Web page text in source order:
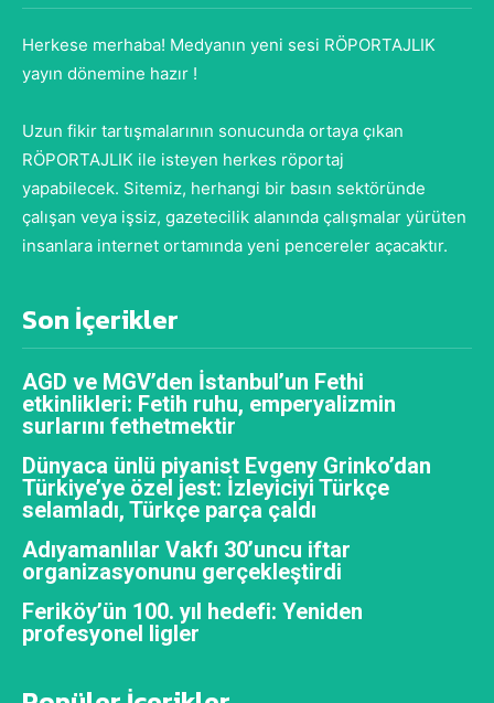
Herkese merhaba! Medyanın yeni sesi RÖPORTAJLIK
yayın dönemine hazır !
Uzun fikir tartışmalarının sonucunda ortaya çıkan
RÖPORTAJLIK ile isteyen herkes röportaj
yapabilecek. Sitemiz, herhangi bir basın sektöründe
çalışan veya işsiz, gazetecilik alanında çalışmalar yürüten
insanlara internet ortamında yeni pencereler açacaktır.
Son İçerikler
AGD ve MGV’den İstanbul’un Fethi
etkinlikleri: Fetih ruhu, emperyalizmin
surlarını fethetmektir
Dünyaca ünlü piyanist Evgeny Grinko’dan
Türkiye’ye özel jest: İzleyiciyi Türkçe
selamladı, Türkçe parça çaldı
Adıyamanlılar Vakfı 30’uncu iftar
organizasyonunu gerçekleştirdi
Feriköy’ün 100. yıl hedefi: Yeniden
profesyonel ligler